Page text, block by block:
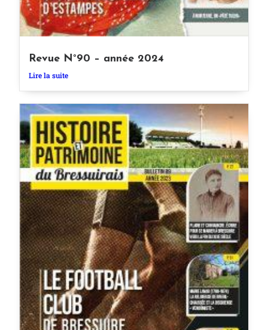
Revue N°90 – année 2024
Lire la suite